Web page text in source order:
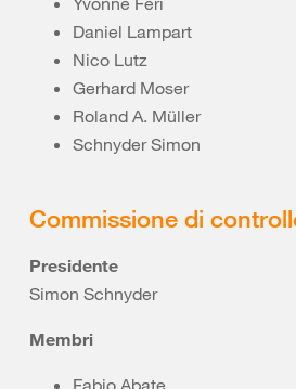
Daniel Lampart
Nico Lutz
Gerhard Moser
Roland A. Müller
Schnyder Simon
Commissione di
Presidente
Simon Schnyder
Membri